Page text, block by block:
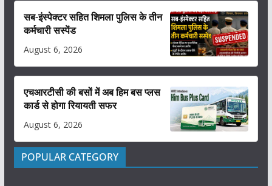
सब-इंस्पेक्टर सहित शिमला पुलिस के तीन
कर्मचारी सस्पेंड
August 6, 2026
एचआरटीसी की बसों में अब हिम बस प्लस
कार्ड से होगा रियायती सफर
August 6, 2026
POPULAR CATEGORY